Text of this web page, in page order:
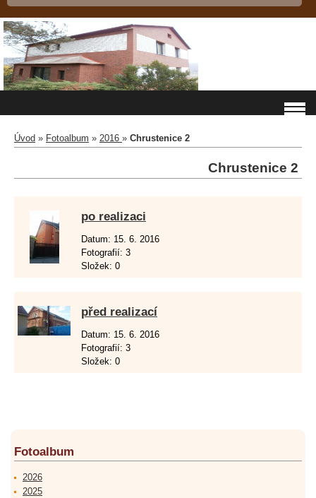
Úvod » Fotoalbum » 2016 » Chrustenice 2
Chrustenice 2
po realizaci
Datum: 15. 6. 2016
Fotografií: 3
Složek: 0
před realizací
Datum: 15. 6. 2016
Fotografií: 3
Složek: 0
Fotoalbum
2026
2025